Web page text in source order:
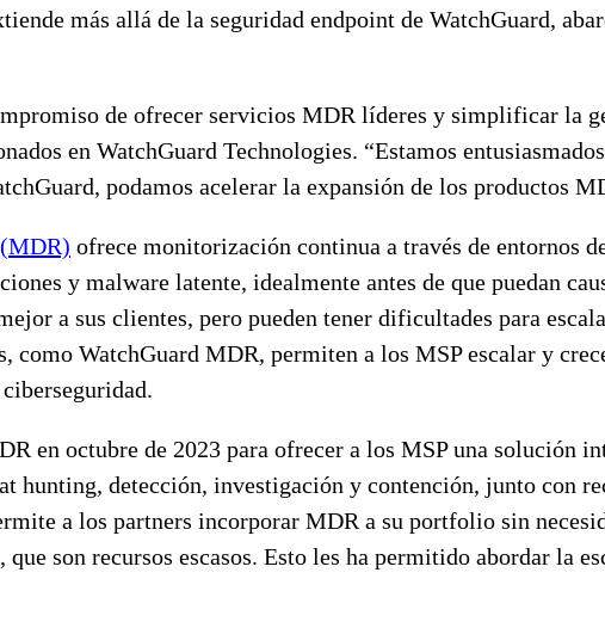
más allá de la seguridad endpoint de WatchGuard,
de ofrecer servicios MDR líderes y simplificar la
en WatchGuard Technologies. “Estamos
podamos acelerar la expansión de los productos
ofrece monitorización continua a través de entornos
y malware latente, idealmente antes de que puedan
a sus clientes, pero pueden tener dificultades para
como WatchGuard MDR, permiten a los MSP escalar y
en octubre de 2023 para ofrecer a los MSP una solución
hunting, detección, investigación y contención, junto con
a los partners incorporar MDR a su portfolio sin
que son recursos escasos. Esto les ha permitido abordar la